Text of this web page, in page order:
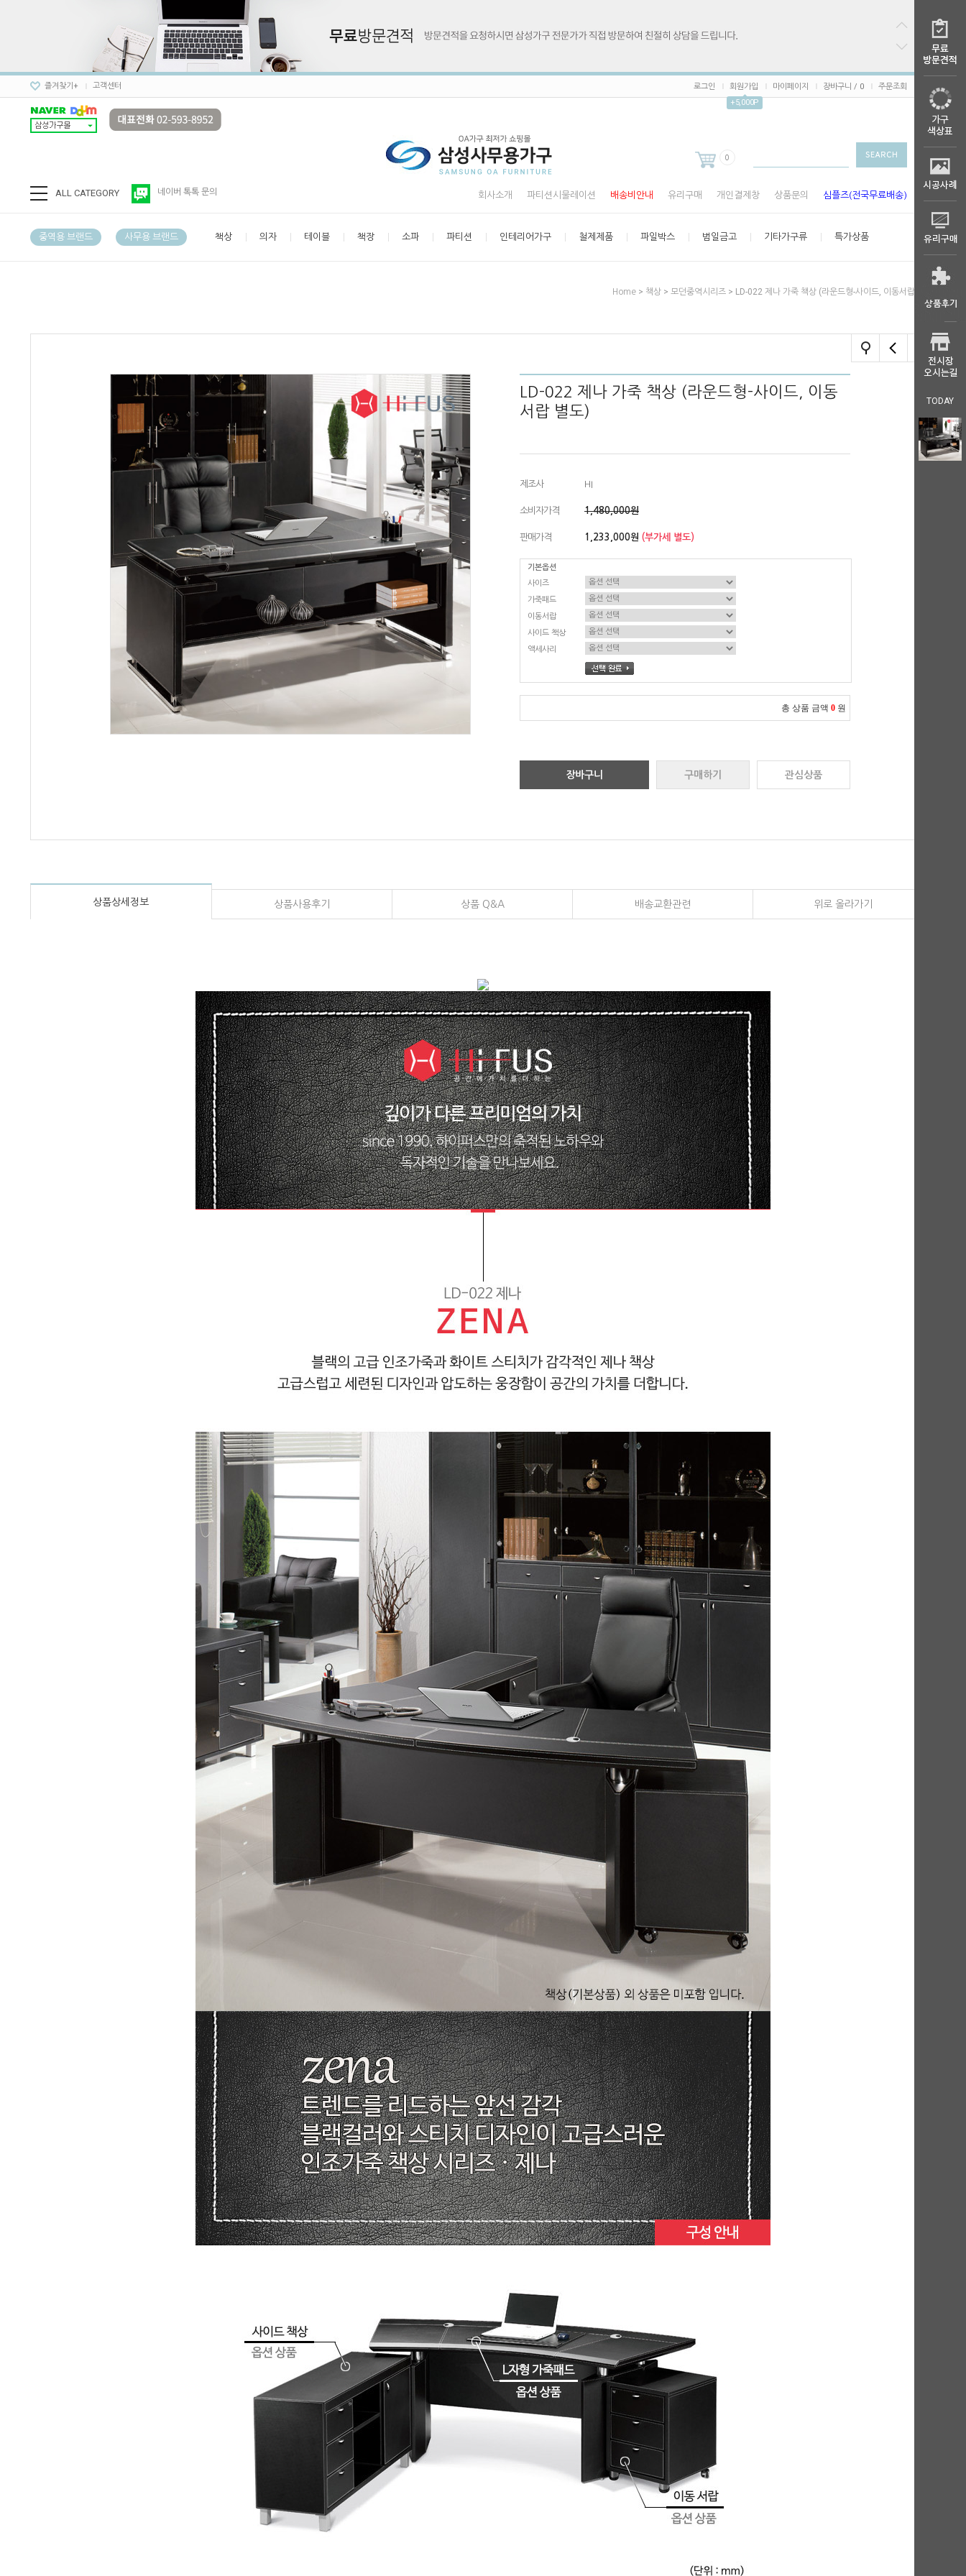
TODAY
즐겨찾기+ 고객센터 로그인
회원가입
+5,000P
마이페이지 장바구니 / 0 주문조회
ALL CATEGORY 네이버 톡톡 문의 회사소개 파티션시물레이션 배송비안내 유리구매 개인결제창 상품문의 심플즈(전국무료배송)
0
중역용 브랜드 사무용 브랜드 책상 의자 테이블 책장 소파 파티션 인테리어가구 철제제품 파일박스 범일금고 기타가구류 특가상품
Home > 책상 > 모던중역시리즈 > LD-022 제나 가죽 책상 (라운드형-사이드, 이동서랍 별도)
LD-022 제나 가죽 책상 (라운드형-사이드, 이동
서랍 별도)
제조사 HI
소비자가격 1,480,000원
판매가격 1,233,000원 (부가세 별도)
기본옵션
사이즈
가죽패드
이동서랍
사이드 책상
액세사리
총 상품 금액 0 원
장바구니 구매하기 관심상품
상품상세정보 상품사용후기 상품 Q&A 배송교환관련 위로 올라가기